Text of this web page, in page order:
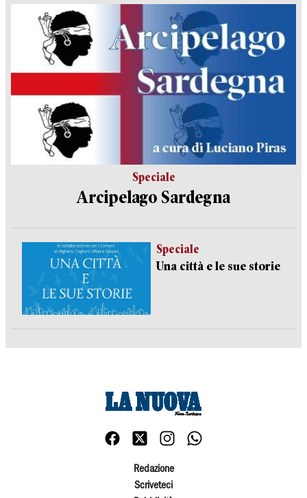
Speciale
Arcipelago Sardegna
Speciale
Una città e le sue storie
Redazione
Scriveteci